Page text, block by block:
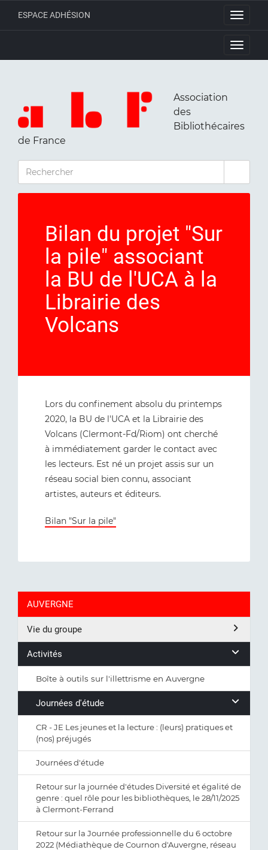
Toggle
ESPACE ADHÉSION
Toggle
Association
des
Bibliothécaires
de France
RECHERCHER
Bilan du projet "Sur
la pile" associant
la BU de l'UCA à la
Librairie des
Volcans
Lors du confinement absolu du printemps
2020, la BU de l'UCA et la Librairie des
Volcans (Clermont-Fd/Riom) ont cherché
à immédiatement garder le contact avec
les lecteurs. Est né un projet assis sur un
réseau social bien connu, associant
artistes, auteurs et éditeurs.
Bilan "Sur la pile"
AUVERGNE
Vie du groupe
Activités
Boîte à outils sur l'illettrisme en Auvergne
Journées d'étude
CR - JE Les jeunes et la lecture : (leurs) pratiques et
(nos) préjugés
Journées d'étude
Retour sur la journée d'études Diversité et égalité de
genre : quel rôle pour les bibliothèques, le 28/11/2025
à Clermont-Ferrand
Retour sur la Journée professionnelle du 6 octobre
2022 (Médiathèque de Cournon d'Auvergne, réseau